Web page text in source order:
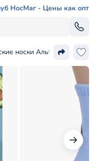
НосМаг - Цены как опт
носки Альтаир